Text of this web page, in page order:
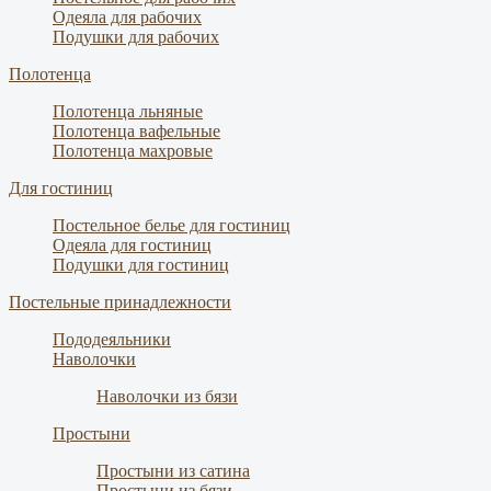
Одеяла для рабочих
Подушки для рабочих
Полотенца
Полотенца льняные
Полотенца вафельные
Полотенца махровые
Для гостиниц
Постельное белье для гостиниц
Одеяла для гостиниц
Подушки для гостиниц
Постельные принадлежности
Пододеяльники
Наволочки
Наволочки из бязи
Простыни
Простыни из сатина